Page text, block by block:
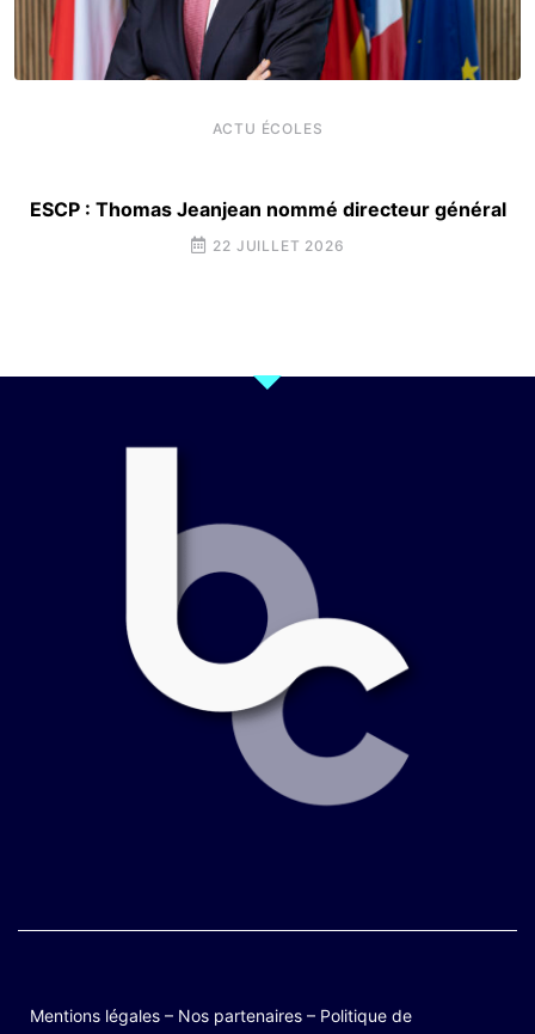
ACTU ÉCOLES
ESCP : Thomas Jeanjean nommé directeur général
22 JUILLET 2026
Mentions légales – Nos partenaires – Politique de